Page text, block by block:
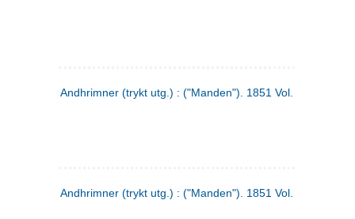
Andhrimner (trykt utg.) : ("Manden"). 1851 Vol. 2 Nr. 4
Andhrimner (trykt utg.) : ("Manden"). 1851 Vol. 2 Nr. 6